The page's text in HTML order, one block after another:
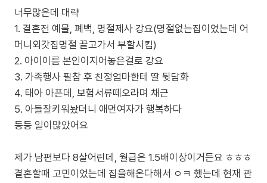
너무많은데 대략
1. 결혼전 예물, 폐백, 명절제사 강요(명절없는집이었는데 어
머니외갓집명절 끌고가서 부할시킴)
2. 아이이름 본인이지어놓은걸로 강요
3. 가족행사 필참 후 친정엄마한테 딸 뒷담화
4. 태아 아픈데, 보험서류떼오라며 채근
5. 아들잘키워놨더니 애먼여자가 행복하다
등등 일이많았어요
제가 남편보다 8살어린데, 월급은 1.5배이상이거든요 ㅎㅎㅎ
결혼할때 고민이었는데 집을해온다해서 ㅇㅋ 했는데 현재 관